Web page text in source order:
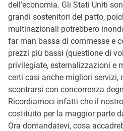
dell’economia. Gli Stati Uniti
grandi sostenitori del patto,
multinazionali potrebbero
far man bassa di commesse e
prezzi più bassi (questione di
privilegiate, esternalizzazioni e
certi casi anche migliori servizi,
scontrarsi con concorrenza
Ricordiamoci infatti che il
costituito per la maggior parte
Ora domandatevi, cosa